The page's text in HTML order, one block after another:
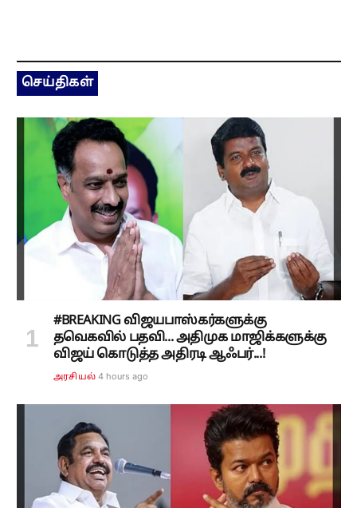
செய்திகள்
#BREAKING விஜயபாஸ்கர்களுக்கு
தவெகவில் பதவி... அதிமுக மாஜிக்களுக்கு
விஜய் கொடுத்த அதிரடி ஆஃபர்...!
அரசியல் 4 hours ago